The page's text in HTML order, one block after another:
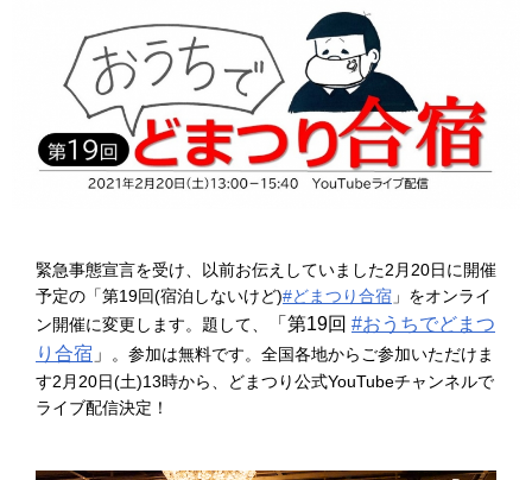
緊急事態宣言を受け、以前お伝えしていました2月20日に開催
予定の「第19回(宿泊しないけど)#どまつり合宿 」をオンライ
ン開催に変更します。題して、
「第19回 #おうちでどまつ
り合宿 」
。参加は無料です。全国各地からご参加いただけま
す2月20日(土)13時から、どまつり公式YouTubeチャンネルで
ライブ配信決定！